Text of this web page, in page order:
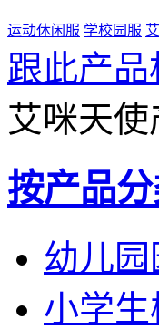
运动休闲服 学校园服
跟此产
艾咪天
按产品
幼儿园
小学生